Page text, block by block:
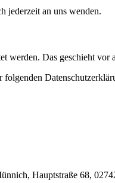
jederzeit an uns wenden.
werden. Das geschieht vor
Hauptstraße 68,